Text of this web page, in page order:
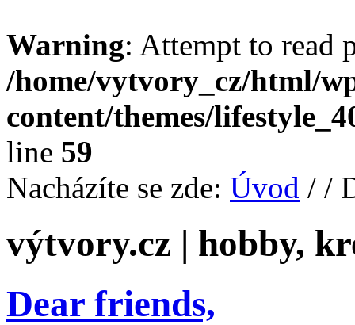
Warning: Attempt to read
/home/vytvory_cz/html/
content/themes/
line 59
Nacházíte se zde: Úvod / /
výtvory.cz | hobby,
Dear friends,